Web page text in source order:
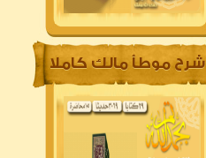
شرح موطأ مالك كاملا